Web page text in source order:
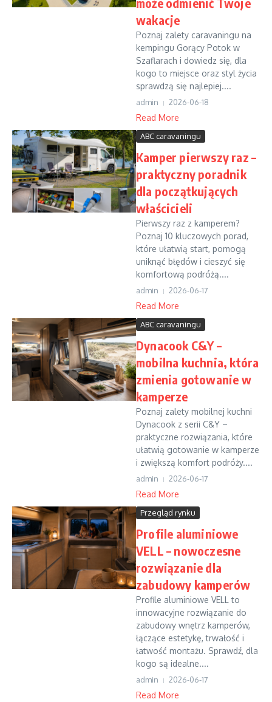
wakacje
Poznaj zalety caravaningu na
kempingu Gorący Potok w
Szaflarach i dowiedz się, dla
kogo to miejsce oraz styl życia
sprawdzą się najlepiej....
admin 2026-06-18
Read More
ABC caravaningu
Kamper pierwszy raz –
praktyczny poradnik
dla początkujących
właścicieli
Pierwszy raz z kamperem?
Poznaj 10 kluczowych porad,
które ułatwią start, pomogą
uniknąć błędów i cieszyć się
komfortową podróżą....
admin 2026-06-17
Read More
ABC caravaningu
Dynacook C&Y –
mobilna kuchnia, która
zmienia gotowanie w
kamperze
Poznaj zalety mobilnej kuchni
Dynacook z serii C&Y –
praktyczne rozwiązania, które
ułatwią gotowanie w kamperze
i zwiększą komfort podróży....
admin 2026-06-17
Read More
Przegląd rynku
Profile aluminiowe
VELL – nowoczesne
rozwiązanie dla
zabudowy kamperów
Profile aluminiowe VELL to
innowacyjne rozwiązanie do
zabudowy wnętrz kamperów,
łączące estetykę, trwałość i
łatwość montażu. Sprawdź, dla
kogo są idealne....
admin 2026-06-17
Read More